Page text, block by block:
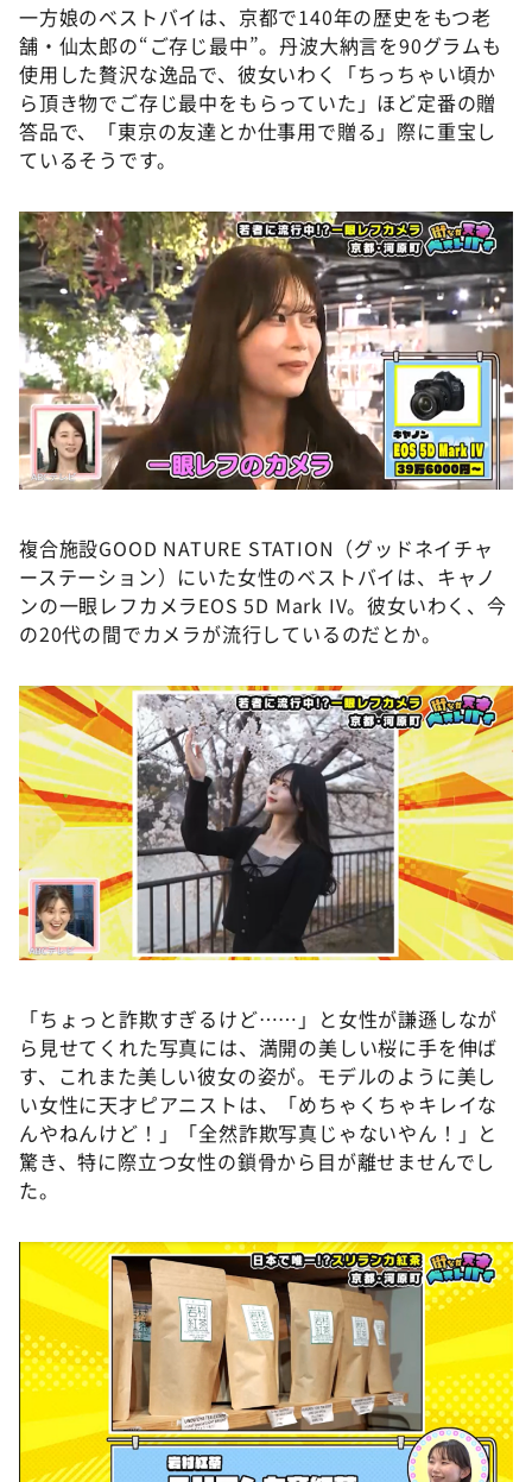
一方娘のベストバイは、京都で140年の歴史をもつ老
舗・仙太郎の“ご存じ最中”。丹波大納言を90グラムも
使用した贅沢な逸品で、彼女いわく「ちっちゃい頃か
ら頂き物でご存じ最中をもらっていた」ほど定番の贈
答品で、「東京の友達とか仕事用で贈る」際に重宝し
ているそうです。
複合施設GOOD NATURE STATION（グッドネイチャ
ーステーション）にいた女性のベストバイは、キャノ
ンの一眼レフカメラEOS 5D Mark IV。彼女いわく、今
の20代の間でカメラが流行しているのだとか。
「ちょっと詐欺すぎるけど……」と女性が謙遜しなが
ら見せてくれた写真には、満開の美しい桜に手を伸ば
す、これまた美しい彼女の姿が。モデルのように美し
い女性に天才ピアニストは、「めちゃくちゃキレイな
んやねんけど！」「全然詐欺写真じゃないやん！」と
驚き、特に際立つ女性の鎖骨から目が離せませんでし
た。